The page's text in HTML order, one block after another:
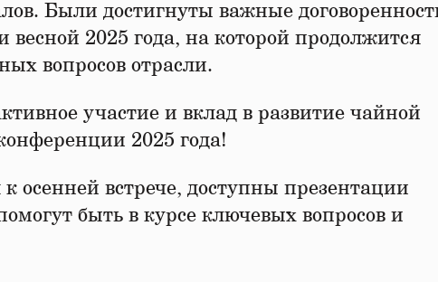
Были достигнуты важные
2025 года, на которой продолжится
вопросов отрасли.
участие и вклад в развитие чайной
2025 года!
осенней встрече, доступны презентации
быть в курсе ключевых вопросов и